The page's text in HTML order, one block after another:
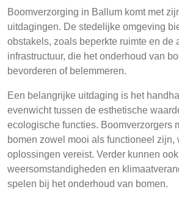
Boomverzorging in Ballum komt met
uitdagingen. De stedelijke omgeving
obstakels, zoals beperkte ruimte en de
infrastructuur, die het onderhoud van
bevorderen of belemmeren.
Een belangrijke uitdaging is het
evenwicht tussen de esthetische
ecologische functies. Boomverzorgers
bomen zowel mooi als functioneel zijn,
oplossingen vereist. Verder kunnen ook
weersomstandigheden en
spelen bij het onderhoud van bomen.